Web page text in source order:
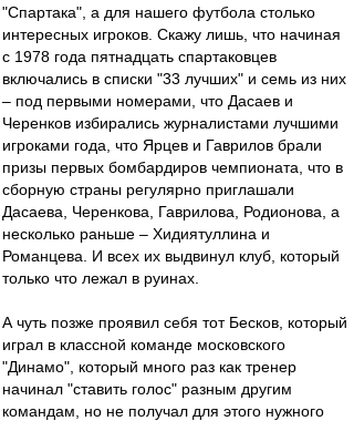
"Спартака", а для нашего футбола столько
интересных игроков. Скажу лишь, что начиная
с 1978 года пятнадцать спартаковцев
включались в списки "33 лучших" и семь из них
– под первыми номерами, что Дасаев и
Черенков избирались журналистами лучшими
игроками года, что Ярцев и Гаврилов брали
призы первых бомбардиров чемпионата, что в
сборную страны регулярно приглашали
Дасаева, Черенкова, Гаврилова, Родионова, а
несколько раньше – Хидиятуллина и
Романцева. И всех их выдвинул клуб, который
только что лежал в руинах.
А чуть позже проявил себя тот Бесков, который
играл в классной команде московского
"Динамо", который много раз как тренер
начинал "ставить голос" разным другим
командам, но не получал для этого нужного